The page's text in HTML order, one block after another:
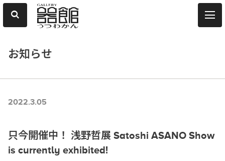
お知らせ
2022.3.05
只今開催中！ 浅野哲展 Satoshi ASANO Show
is currently exhibited!